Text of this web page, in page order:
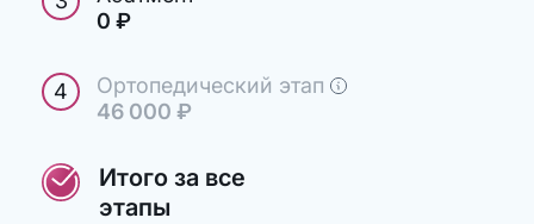
0 руб.
₽
4
Ортопедический этап
46 000 руб.
₽
Итого за все
этапы